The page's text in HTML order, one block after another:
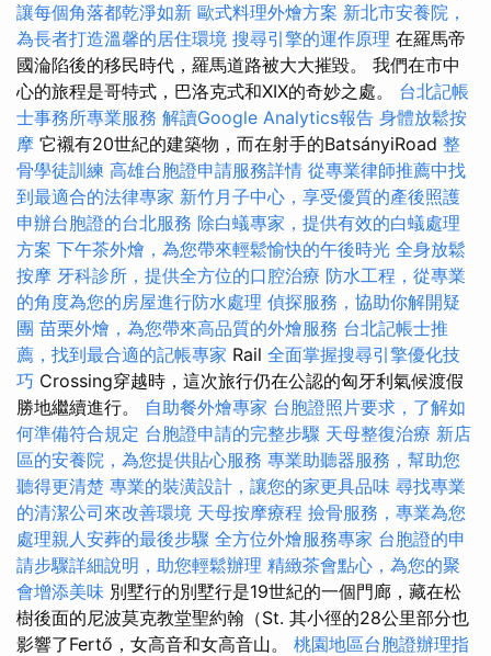
讓每個角落都乾淨如新 歐式料理外燴方案 新北市安養院，
為長者打造溫馨的居住環境 搜尋引擎的運作原理 在羅馬帝
國淪陷後的移民時代，羅馬道路被大大摧毀。 我們在市中
心的旅程是哥特式，巴洛克式和XIX的奇妙之處。 台北記帳
士事務所專業服務 解讀Google Analytics報告 身體放鬆按
摩 它襯有20世紀的建築物，而在射手的BatsányiRoad 整
骨學徒訓練 高雄台胞證申請服務詳情 從專業律師推薦中找
到最適合的法律專家 新竹月子中心，享受優質的產後照護
申辦台胞證的台北服務 除白蟻專家，提供有效的白蟻處理
方案 下午茶外燴，為您帶來輕鬆愉快的午後時光 全身放鬆
按摩 牙科診所，提供全方位的口腔治療 防水工程，從專業
的角度為您的房屋進行防水處理 偵探服務，協助你解開疑
團 苗栗外燴，為您帶來高品質的外燴服務 台北記帳士推
薦，找到最合適的記帳專家 Rail 全面掌握搜尋引擎優化技
巧 Crossing穿越時，這次旅行仍在公認的匈牙利氣候渡假
勝地繼續進行。 自助餐外燴專家 台胞證照片要求，了解如
何準備符合規定 台胞證申請的完整步驟 天母整復治療 新店
區的安養院，為您提供貼心服務 專業助聽器服務，幫助您
聽得更清楚 專業的裝潢設計，讓您的家更具品味 尋找專業
的清潔公司來改善環境 天母按摩療程 撿骨服務，專業為您
處理親人安葬的最後步驟 全方位外燴服務專家 台胞證的申
請步驟詳細說明，助您輕鬆辦理 精緻茶會點心，為您的聚
會增添美味 別墅行的別墅行是19世紀的一個門廊，藏在松
樹後面的尼波莫克教堂聖約翰（St. 其小徑的28公里部分也
影響了Fertő，女高音和女高音山。 桃園地區台胞證辦理指